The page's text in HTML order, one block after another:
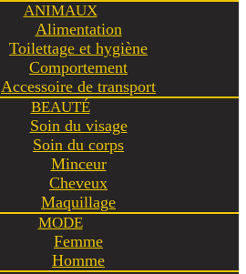
ANIMAUX
Alimentation
Toilettage et hygiène
Comportement
Accessoire de transport
BEAUTÉ
Soin du visage
Soin du corps
Minceur
Cheveux
Maquillage
MODE
Femme
Homme